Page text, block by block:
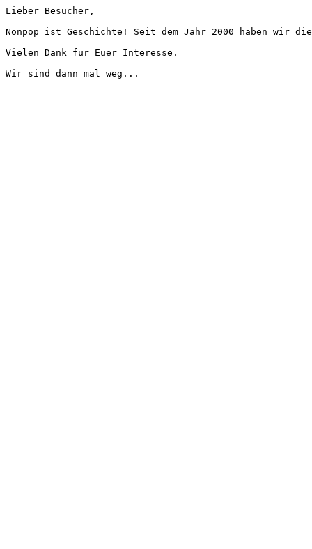
Lieber Besucher,
Nonpop ist Geschichte! Seit dem Jahr 2000 haben wir
Vielen Dank für Euer Interesse.
Wir sind dann mal weg...